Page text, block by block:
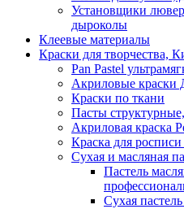
Установщики
дыроколы
Клеевые материалы
Краски для творчества,
Pan Pastel
Акриловые краски
Краски по ткани
Пасты
Акриловая краска
Краска для
Cухая и масляная
Пастель
Сухая